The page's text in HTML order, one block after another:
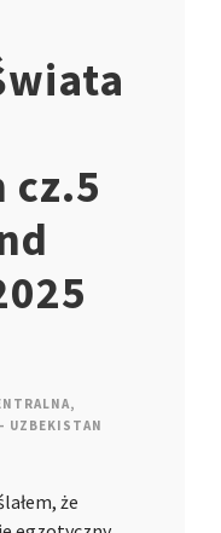
cz.5
,
UZBEKISTAN
że